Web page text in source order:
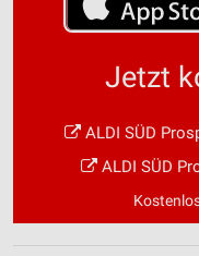
Jetzt
ALDI SÜD
ALDI SÜD